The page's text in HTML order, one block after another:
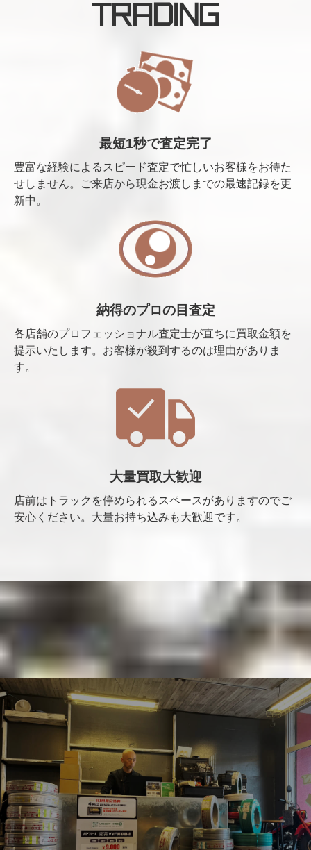
TRADING
最短1秒で査定完了
豊富な経験によるスピード査定で忙しいお客様をお待た
せしません。ご来店から現金お渡しまでの最速記録を更
新中。
納得のプロの目査定
各店舗のプロフェッショナル査定士が直ちに買取金額を
提示いたします。お客様が殺到するのは理由がありま
す。
大量買取大歓迎
店前はトラックを停められるスペースがありますのでご
安心ください。大量お持ち込みも大歓迎です。